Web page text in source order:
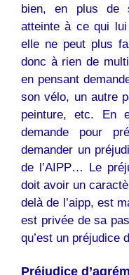
bien, en plus de
atteinte à ce qui
elle ne peut plus
donc à rien de
en pensant
son vélo, un autre
peinture, etc. En
demande pour
demander un
de l’AIPP… Le
doit avoir un
delà de l’aipp, est
est privée de sa
qu’est un préjudice
Préjudice